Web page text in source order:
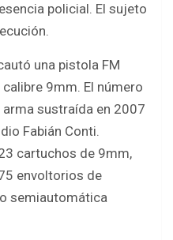
policial. El sujeto
una pistola FM
9mm. El número
sustraída en 2007
Fabián Conti.
cartuchos de 9mm,
envoltorios de
semiautomática